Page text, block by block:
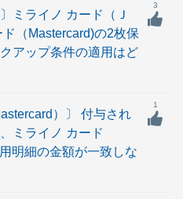
ミライノ カード（Ｊ
（Mastercard)の2枚保
アップ条件の適用はど
3
）〕 付与され
ミライノ カード
明細の金額が一致しな
1